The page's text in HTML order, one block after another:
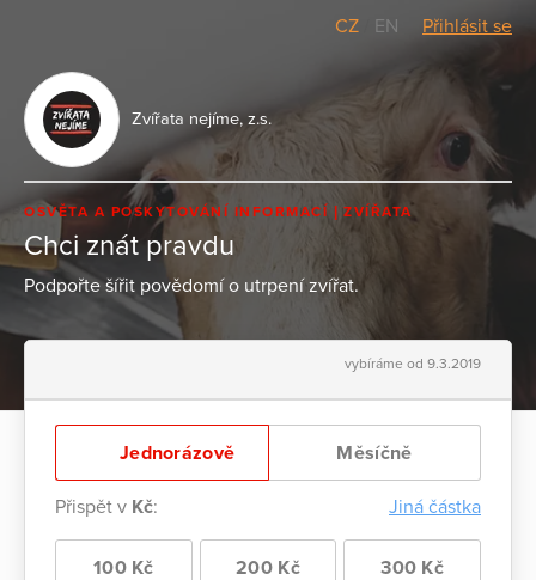
CZ EN Přihlásit se
Zvířata nejíme, z.s.
OSVĚTA A POSKYTOVÁNÍ INFORMACÍ ZVÍŘATA
Chci znát pravdu
Podpořte šířit povědomí o utrpení zvířat.
vybíráme od 9.3.2019
Jednorázově Měsíčně
Přispět v Kč: Jiná částka
100 Kč 200 Kč 300 Kč